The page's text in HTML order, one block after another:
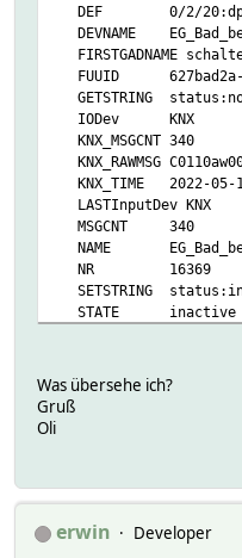
DEF 0/2/
DEVNAME
FIRSTGADNAME
FUUID 627bad2a-
GETSTRING
IODev KNX
KNX_MSGCNT 340
KNX_RAWMSG
KNX_TIME 2022-05-
LASTInputDev KNX
MSGCNT 340
NAME
NR 16369
SETSTRING
STATE inactive
GADDETAILS:
hsv:
CODE 0021a
OPTION
RDNAMEGET hsv
RDNAMEPUT hsv
Was übersehe ich?
Gruß
Oli
erwin
Developer